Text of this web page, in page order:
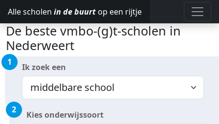
Alle scholen in de buurt op een rijtje
De beste vmbo-(g)t-scholen in
Nederweert
1 Ik zoek een
2 Kies onderwijssoort